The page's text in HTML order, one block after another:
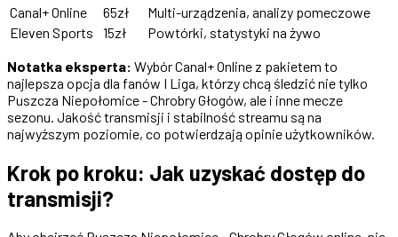
Canal+ Online 65zł
Multi-urządzenia, analizy pomeczowe
Eleven Sports
15zł
Powtórki, statystyki na żywo
Notatka eksperta: Wybór Canal+ Online z pakietem to
najlepsza opcja dla fanów I Liga, którzy chcą śledzić nie tylko
Puszcza Niepołomice - Chrobry Głogów, ale i inne mecze
sezonu. Jakość transmisji i stabilność streamu są na
najwyższym poziomie, co potwierdzają opinie użytkowników.
Krok po kroku: Jak uzyskać dostęp do
transmisji?